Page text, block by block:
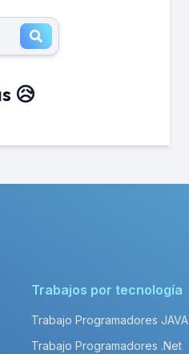
😥
Trabajos por tecnología
Trabajo Programadores JAVA
Trabajo Programadores .Net